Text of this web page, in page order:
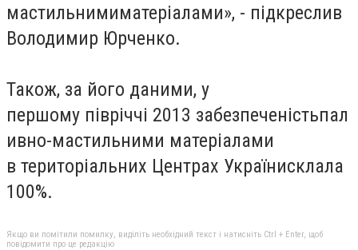
мастильнимиматеріалами», - підкреслив
Володимир Юрченко.
Також, за його даними, у
першому півріччі 2013 забезпеченістьпал
ивно-мастильними матеріалами
в територіальних Центрах Українисклала
100%.
Якщо ви помітили помилку, виділіть необхідний текст і натисніть Ctrl + Enter, щоб
повідомити про це редакцію